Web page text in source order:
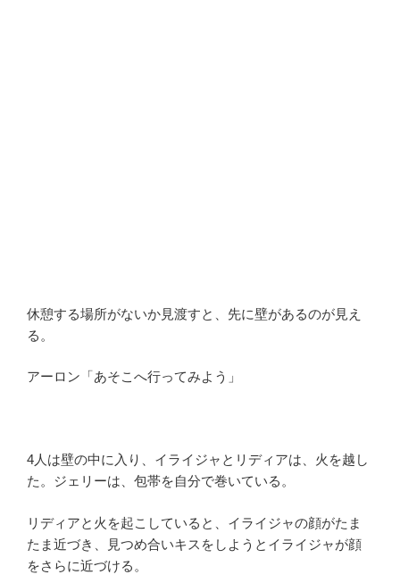
休憩する場所がないか見渡すと、先に壁があるのが見え
る。
アーロン「あそこへ行ってみよう」
4人は壁の中に入り、イライジャとリディアは、火を越し
た。ジェリーは、包帯を自分で巻いている。
リディアと火を起こしていると、イライジャの顔がたま
たま近づき、見つめ合いキスをしようとイライジャが顔
をさらに近づける。